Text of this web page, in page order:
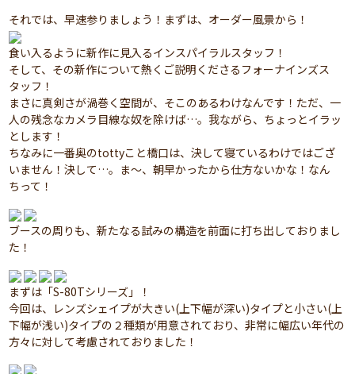
それでは、早速参りましょう！まずは、オーダー風景から！
食い入るように新作に見入るインスパイラルスタッフ！
そして、その新作について熱くご説明くださるフォーナインズス
タッフ！
まさに真剣さが渦巻く空間が、そこのあるわけなんです！ただ、一
人の残念なカメラ目線な奴を除けば…。我ながら、ちょっとイラッ
とします！
ちなみに一番奥のtottyこと橋口は、決して寝ているわけではござ
いません！決して…。ま～、朝早かったから仕方ないかな！なん
ちって！
ブースの周りも、新たなる試みの構造を前面に打ち出しておりまし
た！
まずは「S-80Tシリーズ」！
今回は、レンズシェイプが大きい(上下幅が深い)タイプと小さい(上
下幅が浅い)タイプの２種類が用意されており、非常に幅広い年代の
方々に対して考慮されておりました！